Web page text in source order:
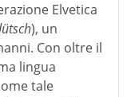
Elvetica
), un
Con oltre il
lingua
tale